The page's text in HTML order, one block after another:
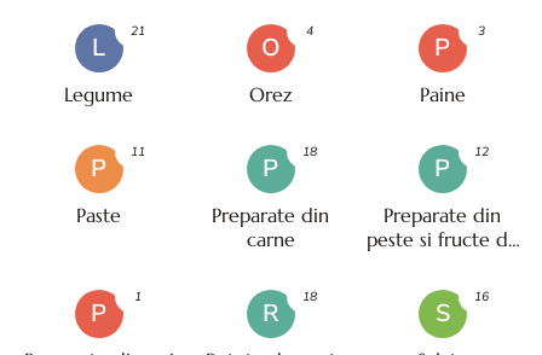
L
Legume
21
O
Orez
4
P
Paine
3
P
Paste
11
P
Preparate din
carne
18
P
Preparate din
peste si fructe de
12
P
1
R
18
S
16